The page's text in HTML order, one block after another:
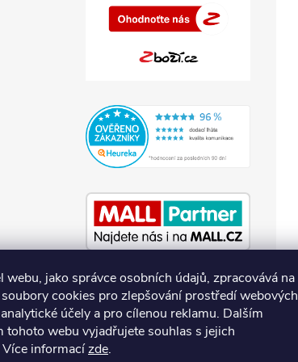
webu, jako správce osobních údajů, zpracovává na
cookies pro zlepšování prostředí webových
účely a pro cílenou reklamu. Dalším
tohoto webu vyjadřujete souhlas s jejich
Více informacízde.